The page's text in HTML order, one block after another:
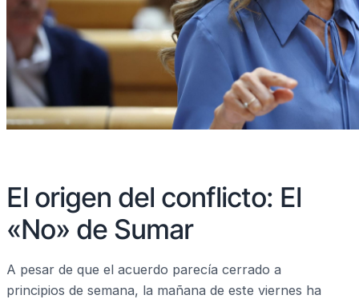
El origen del conflicto: El
«No» de Sumar
A pesar de que el acuerdo parecía cerrado a
principios de semana, la mañana de este viernes ha